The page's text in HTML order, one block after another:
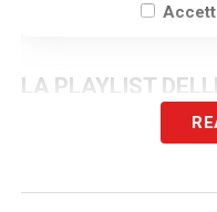
LA PLAYLIST